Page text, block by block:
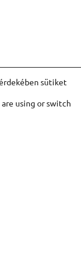
sütiket
using or switch
BANNER